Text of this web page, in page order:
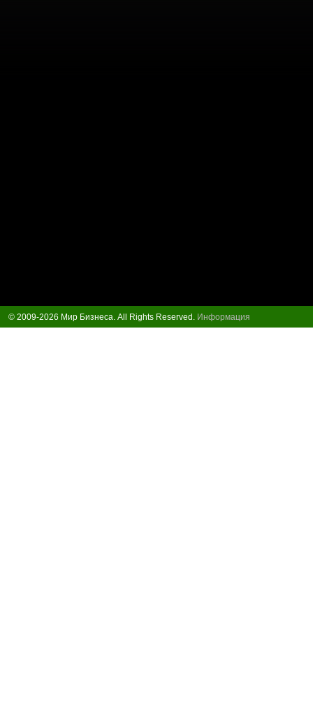
© 2009-2026 Мир Бизнеса. All Rights Reserved. Информация